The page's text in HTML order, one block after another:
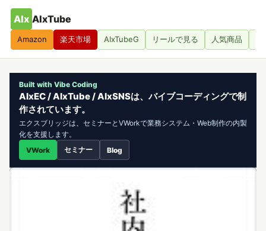
AIx AIxTube
Amazon 楽天市場 AIxTubeG リールで見る 人気商品
Built with Vibe Coding
AIxEC / AIxTube / AIxSNSは、バイブコーディングで制
作されています。
エクスブリッジは、セミナーとVWorkで業務システム・Web制作の内製
化を支援します。
VWork
セミナー Blog